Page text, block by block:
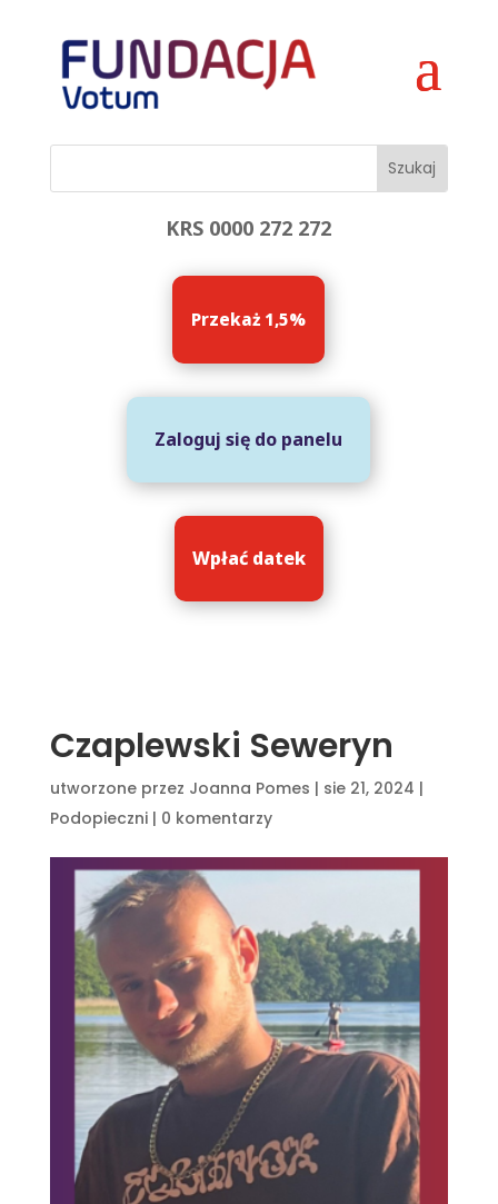
KRS 0000 272 272
Przekaż 1,5%
Zaloguj się do panelu
Wpłać datek
Czaplewski Seweryn
utworzone przez Joanna Pomes | sie 21, 2024 |
Podopieczni| 0 komentarzy